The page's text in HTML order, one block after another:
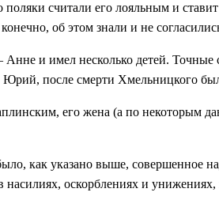
поляки считали его лояльным и
об этом знали и не
и имел несколько детей. Точные
после смерти Хмельницкого
его жена (а по некоторым
как указано выше, совершенное
оскорблениях и